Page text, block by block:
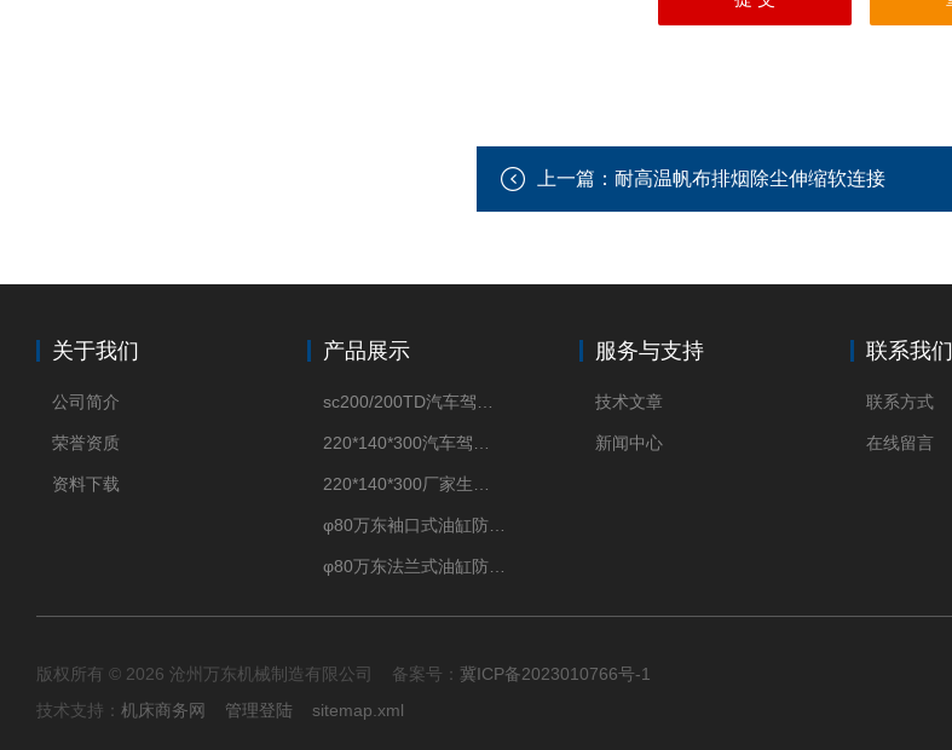
上一篇： 耐高温帆布排烟除尘伸缩软连接
关于我们
公司简介
荣誉资质
资料下载
产品展示 服务与支持
技术文章
新闻中心
联系我们
联系方式
在线留言
版权所有 © 2026 沧州万东机械制造有限公司 备案号： 冀ICP备2023010766号-1
技术支持： 机床商务网 管理登陆 sitemap.xml